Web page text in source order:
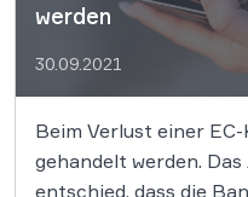
werden
30.09.2021
Beim Verlust einer
gehandelt werden.
entschied, dass die